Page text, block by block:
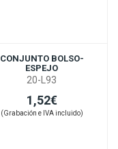
CONJUNTO BOLSO-
ESPEJO
20-L93
1,52€
(Grabación e IVA incluido)